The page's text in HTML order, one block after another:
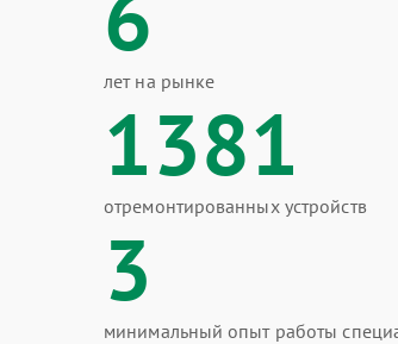
лет на рынке
1381
отремонтированных устройств
3
минимальный опыт работы